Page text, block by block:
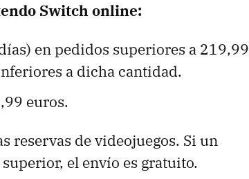
Switch online:
en pedidos superiores a 219,99
a dicha cantidad.
euros.
reservas de videojuegos. Si un
el envío es gratuito.